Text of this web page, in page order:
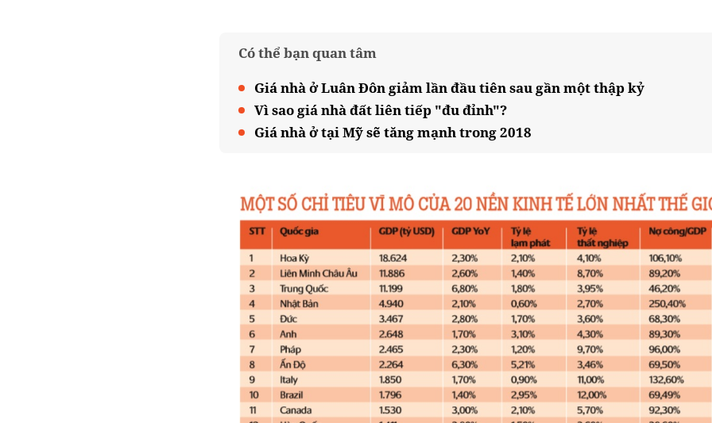
Có thể bạn quan tâm
Giá nhà ở Luân Đôn giảm lần đầu tiên sau gần một thập kỷ
Vì sao giá nhà đất liên tiếp "đu đỉnh"?
Giá nhà ở tại Mỹ sẽ tăng mạnh trong 2018